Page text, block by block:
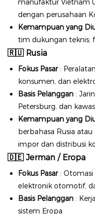
manufaktur Vietnam
dengan perusahaan
Kemampuan yang
tim dukungan teknis;
🇷🇺 Rusia
Fokus Pasar:
konsumen, dan
Basis Pelanggan :
Petersburg, dan
Kemampuan yang
berbahasa Rusia
impor dan distribusi
🇩🇪 Jerman / Eropa
Fokus Pasar: Otomasi
elektronik otomotif,
Basis Pelanggan :
sistem Eropa